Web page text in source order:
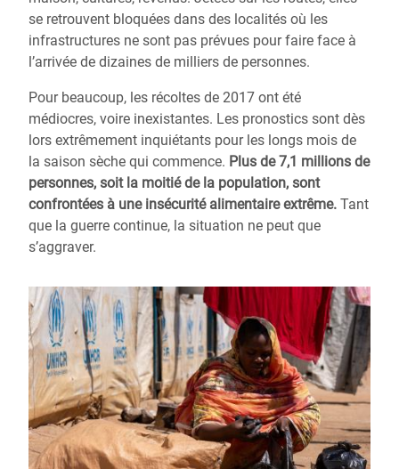
se retrouvent bloquées dans des localités où les
infrastructures ne sont pas prévues pour faire face à
l’arrivée de dizaines de milliers de personnes.
Pour beaucoup, les récoltes de 2017 ont été
médiocres, voire inexistantes. Les pronostics sont dès
lors extrêmement inquiétants pour les longs mois de
la saison sèche qui commence. Plus de 7,1 millions de
personnes, soit la moitié de la population, sont
confrontées à une insécurité alimentaire extrême. Tant
que la guerre continue, la situation ne peut que
s’aggraver.